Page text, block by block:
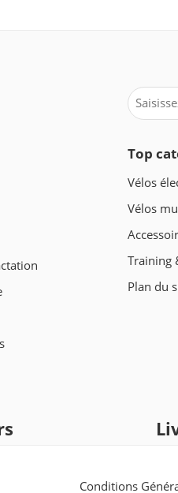
Top
Vélos
Vélos
Training
Plan du
Conditions